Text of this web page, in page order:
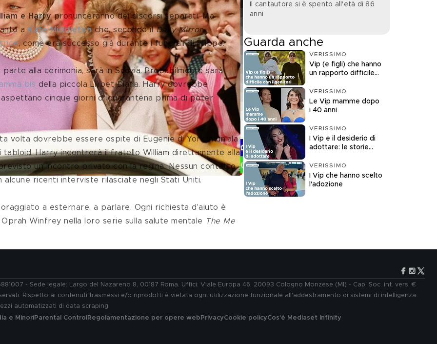
e Harry pronunceranno dei discorsi separati. Ma
a
Kate Middleton che, secondo il Daily Mirror,
, come era successo già durante i funerali di Filippo.
bis della piccola Lilibet Diana. Harry dovrebbe
cinque giorni di quarantena prima di poter
volta dovrebbe essere ospite di Eugenie di York in un'ala
Harry incontrerà il fratello William direttamente alla
un incontro privato con la regina. Nessun contatto
alcune ricenti interviste rilasciate negli Stati Uniti.
Oprah Winfrey nella loro serie sulla salute mentale
The Me
Il cantautore si è spento all'età di 86
anni
Guarda anche
VERISSIMO
Vip (e figli) che hanno
un rapporto difficile
VERISSIMO
Le Vip mamme dopo
i 40 anni
VERISSIMO
I Vip e il desiderio di
adottare: le storie
Verissimo
VERISSIMO
I Vip che hanno scelto
l'adozione
- Sede legale: Largo del Nazareno 8, 00187 Roma. Uffici: Viale Europa 46, 20093 Cologno Monzese (MI) - Cap. Soc. int. vers. €
Rispetto ai contenuti trasmessi e/o riprodotti è vietata ogni utilizzazione funzionale all'addestramento di sistemi di intelligenza
automatizzati di data scraping.
e MinoriParental Control Regolamentazione per opere web PrivacyCookie policyCos'è Mediaset Infinity